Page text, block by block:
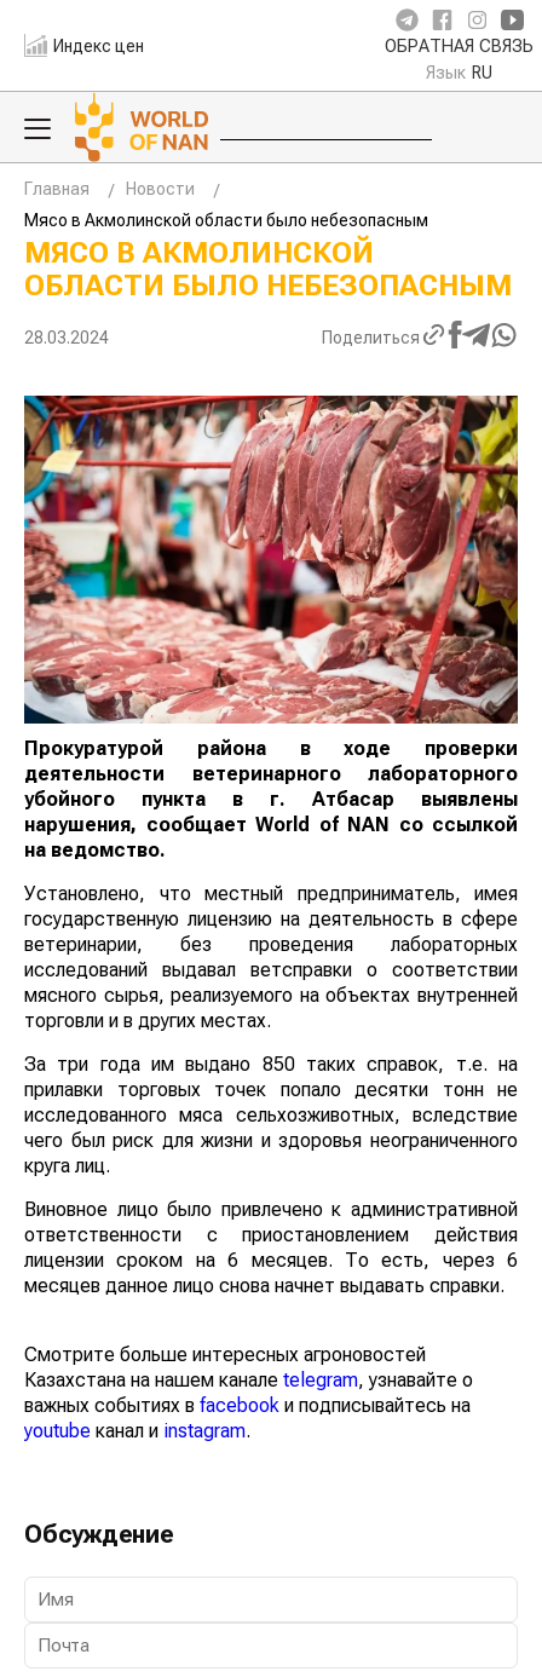
Индекс цен ОБРАТНАЯ СВЯЗЬ
Язык RU
Главная
Новости
Мясо в Акмолинской области было небезопасным
МЯСО В АКМОЛИНСКОЙ
ОБЛАСТИ БЫЛО НЕБЕЗОПАСНЫМ
28.03.2024 Поделиться
Прокуратурой района в ходе проверки
деятельности ветеринарного лабораторного
убойного пункта в г. Атбасар выявлены
нарушения, сообщает World of NAN со ссылкой
на ведомство.
Установлено, что местный предприниматель, имея
государственную лицензию на деятельность в сфере
ветеринарии, без проведения лабораторных
исследований выдавал ветсправки о соответствии
мясного сырья, реализуемого на объектах внутренней
торговли и в других местах.
За три года им выдано 850 таких справок, т.е. на
прилавки торговых точек попало десятки тонн не
исследованного мяса сельхозживотных, вследствие
чего был риск для жизни и здоровья неограниченного
круга лиц.
Виновное лицо было привлечено к административной
ответственности с приостановлением действия
лицензии сроком на 6 месяцев. То есть, через 6
месяцев данное лицо снова начнет выдавать справки.
Смотрите больше интересных агроновостей
Казахстана на нашем канале telegram, узнавайте о
важных событиях в facebook и подписывайтесь на
youtube канал и instagram.
Обсуждение